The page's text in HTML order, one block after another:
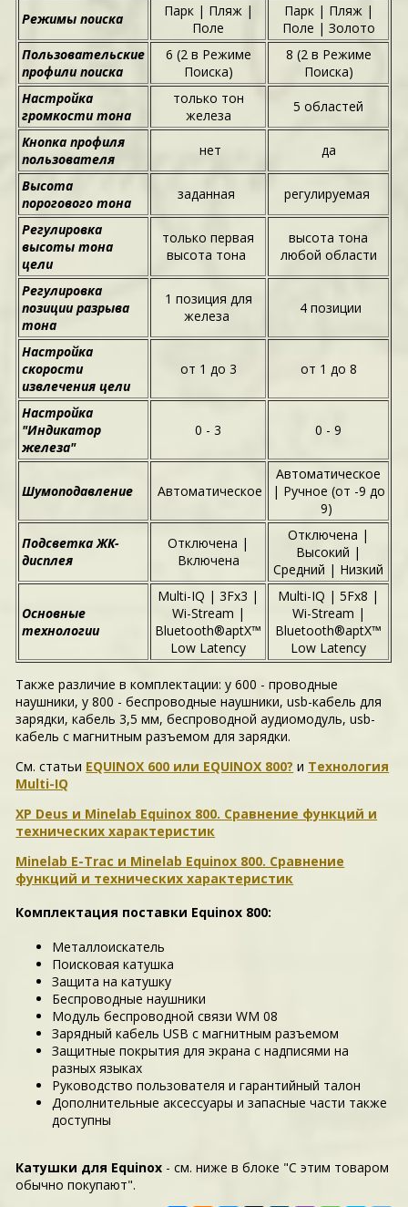
Режимы поиска
Парк | Пляж |
Поле
Парк | Пляж |
Поле | Золото
Пользовательские
профили поиска
6 (2 в Режиме
Поиска)
8 (2 в Режиме
Поиска)
Настройка
громкости тона
только тон
железа
5 областей
Кнопка профиля
пользователя
нет да
Высота
порогового тона
заданная регулируемая
Регулировка
высоты тона
цели
только первая
высота тона
высота тона
любой области
Регулировка
позиции разрыва
тона
1 позиция для
железа
4 позиции
Настройка
скорости
извлечения цели
от 1 до 3 от 1 до 8
Настройка
"Индикатор
железа"
0 - 3 0 - 9
Шумоподавление Автоматическое
Автоматическое
| Ручное (от -9 до
9)
Подсветка ЖК-
дисплея
Отключена |
Включена
Отключена |
Высокий |
Средний | Низкий
Основные
технологии
Multi-IQ | 3Fх3 |
Wi-Stream |
Bluetooth®aptX™
Low Latency
Multi-IQ | 5Fх8 |
Wi-Stream |
Bluetooth®aptX™
Low Latency
Также различие в комплектации: у 600 - проводные
наушники, у 800 - беспроводные наушники, usb-кабель для
зарядки, кабель 3,5 мм, беспроводной аудиомодуль, usb-
кабель с магнитным разъемом для зарядки.
См. статьи EQUINOX 600 или EQUINOX 800? и Технология
Multi-IQ
XP Deus и Minelab Equinox 800. Сравнение функций и
технических характеристик
Minelab E-Trac и Minelab Equinox 800. Сравнение
функций и технических характеристик
Комплектация поставки Equinox 800:
Металлоискатель
Поисковая катушка
Защита на катушку
Беспроводные наушники
Модуль беспроводной связи WM 08
Зарядный кабель USB с магнитным разъемом
Защитные покрытия для экрана с надписями на
разных языках
Руководство пользователя и гарантийный талон
Дополнительные аксессуары и запасные части также
доступны
Катушки для Equinox - см. ниже в блоке "С этим товаром
обычно покупают".